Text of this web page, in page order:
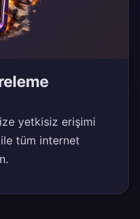
yetkisiz erişimi
tüm internet